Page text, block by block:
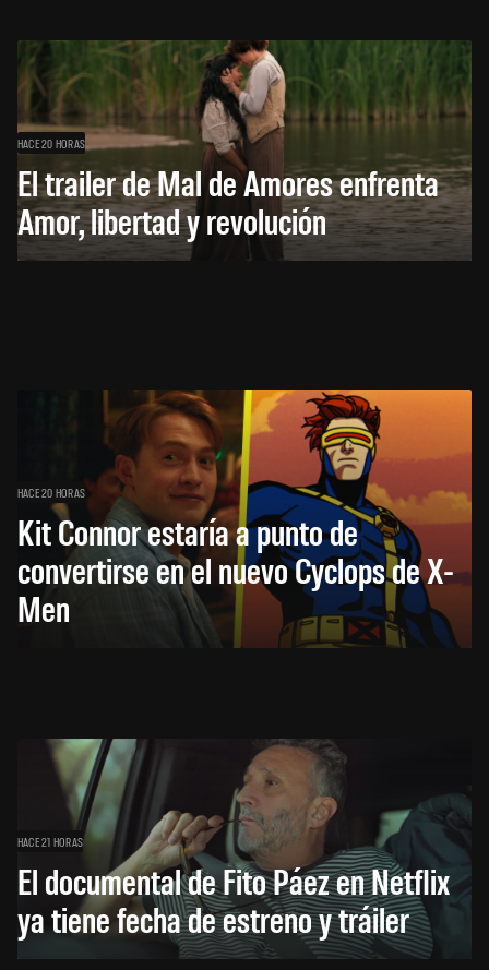
HACE 20 HORAS
El trailer de Mal de Amores enfrenta
Amor, libertad y revolución
HACE 20 HORAS
Kit Connor estaría a punto de
convertirse en el nuevo Cyclops de X-
Men
HACE 21 HORAS
El documental de Fito Páez en Netflix
ya tiene fecha de estreno y tráiler